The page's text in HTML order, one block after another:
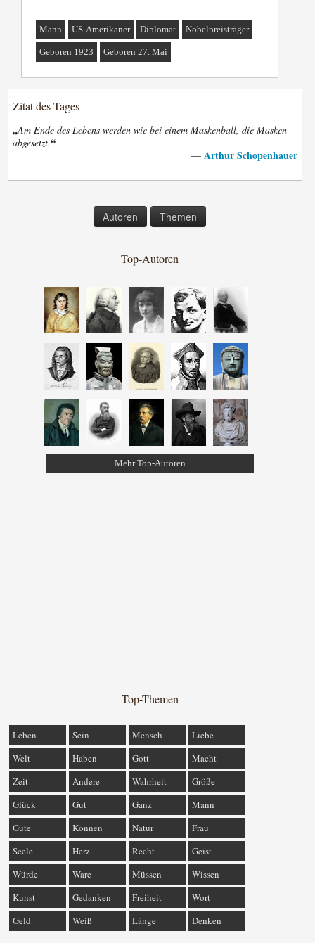
Mann US-Amerikaner Diplomat Nobelpreisträger
Geboren 1923 Geboren 27. Mai
Zitat des Tages
„Am Ende des Lebens werden wie bei einem Maskenball, die Masken
abgesetzt.“
— Arthur Schopenhauer
Autoren Themen
Top-Autoren
Mehr Top-Autoren
Top-Themen
Leben Sein Mensch
Liebe
Welt
Haben Gott
Macht
Zeit
Andere Wahrheit
Größe
Glück
Gut Ganz
Mann
Güte
Können Natur
Frau
Seele
Herz Recht
Geist
Würde
Ware Müssen
Wissen
Kunst
Gedanken Freiheit
Wort
Geld
Weiß Länge Denken